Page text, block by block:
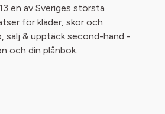
en av Sveriges största
för kläder, skor och
sälj & upptäck second-hand -
och din plånbok.